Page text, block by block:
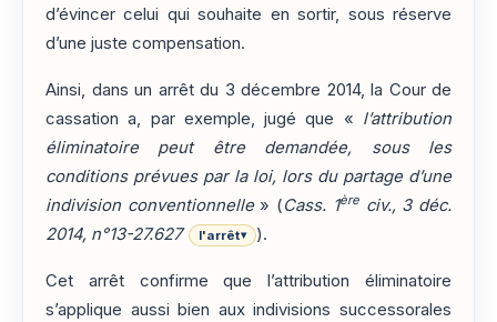
d’évincer celui qui souhaite en sortir, sous réserve
d’une juste compensation.
Ainsi, dans un arrêt du 3 décembre 2014, la Cour de
cassation a, par exemple, jugé que « l’attribution
éliminatoire peut être demandée, sous les
conditions prévues par la loi, lors du partage d’une
indivision conventionnelle» (Cass. 1èreciv., 3 déc.
2014, n°13-27.627
l'arrêt▾ ).
Cet arrêt confirme que l’attribution éliminatoire
s’applique aussi bien aux indivisions successorales